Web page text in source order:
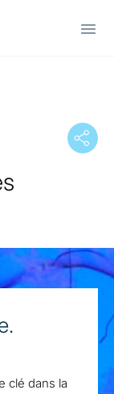
clé dans la